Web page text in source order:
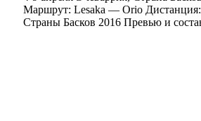
Маршрут: Lesaka — Orio Дистанция:
Страны Басков 2016 Превью и